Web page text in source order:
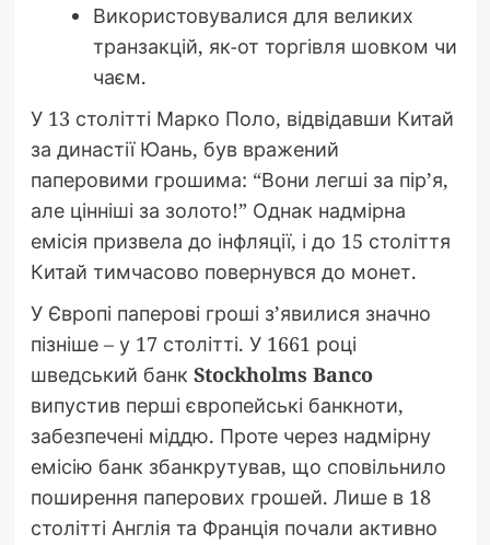
Використовувалися для великих
транзакцій, як-от торгівля шовком чи
чаєм.
У 13 столітті Марко Поло, відвідавши Китай
за династії Юань, був вражений
паперовими грошима: “Вони легші за пір’я,
але цінніші за золото!” Однак надмірна
емісія призвела до інфляції, і до 15 століття
Китай тимчасово повернувся до монет.
У Європі паперові гроші з’явилися значно
пізніше – у 17 столітті. У 1661 році
шведський банк Stockholms Banco
випустив перші європейські банкноти,
забезпечені міддю. Проте через надмірну
емісію банк збанкрутував, що сповільнило
поширення паперових грошей. Лише в 18
столітті Англія та Франція почали активно